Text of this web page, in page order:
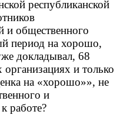
республиканской
и общественного
период на хорошо,
докладывал, 68
и только
на «хорошо»», не
и
работе?